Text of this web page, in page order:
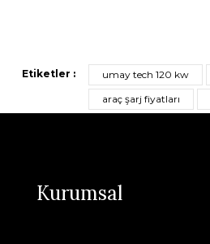
Etiketler : umay tech 120 kw
araç şarj fiyatları
Kurumsal